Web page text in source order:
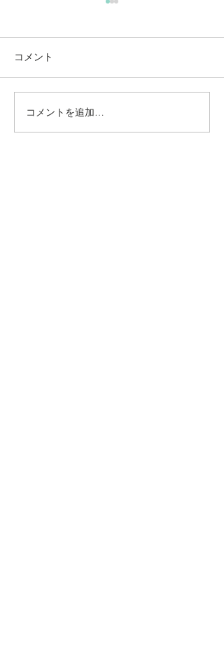
動かないところに、中心
がある。——ロジャース
コメント
コメントを追加…